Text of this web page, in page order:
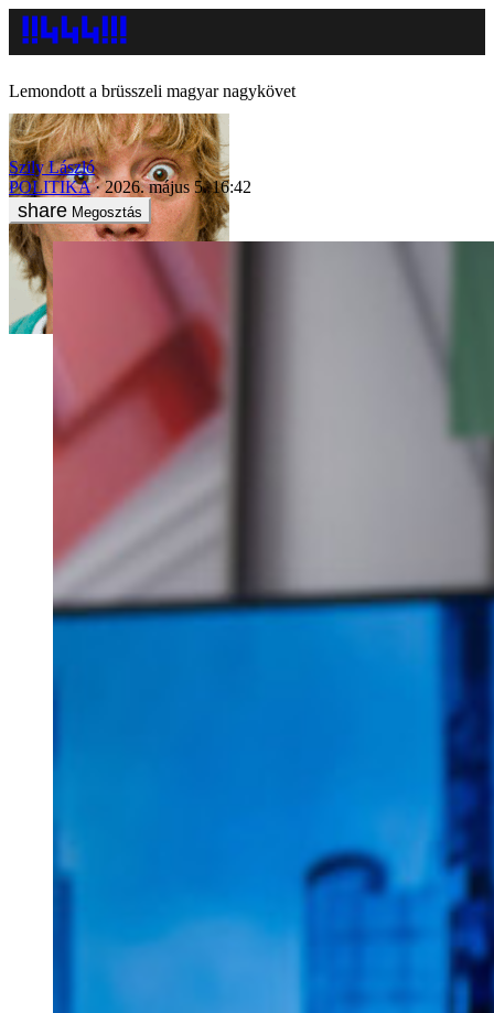
Lemondott a brüsszeli magyar nagykövet
Szily László
POLITIKA
2026. május 5. 16:42
Megosztás